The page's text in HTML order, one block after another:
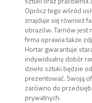
Oprócz tego wśród
znajduje się również
obrazów. Tarnów jest
firma oprawia także
Hortar gwarantuje
indywidualny dobór
dzieło sztuki będzie
prezentować. Swoją
zarówno do
prywatnych.